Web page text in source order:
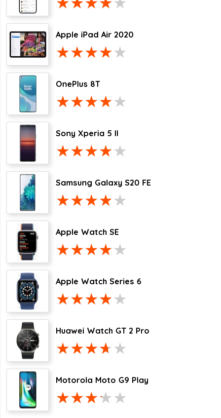
Apple iPad Air 2020
OnePlus 8T
Sony Xperia 5 II
Samsung Galaxy S20 FE
Apple Watch SE
Apple Watch Series 6
Huawei Watch GT 2 Pro
Motorola Moto G9 Play